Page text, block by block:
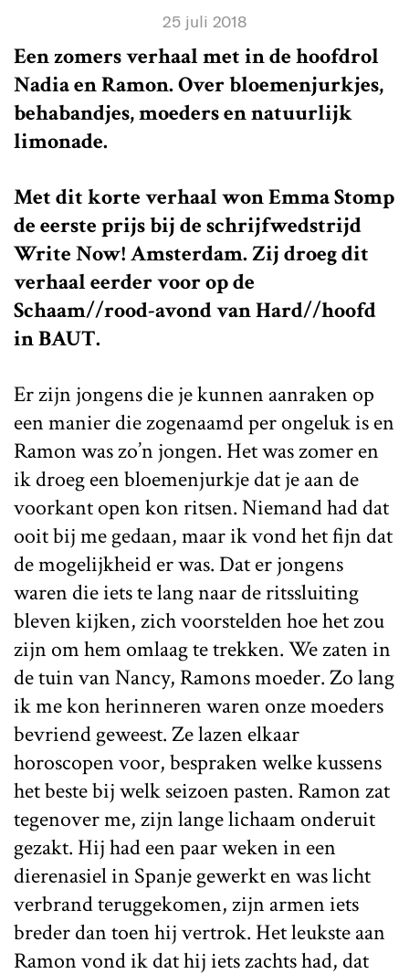
25 juli 2018
Een zomers verhaal met in de hoofdrol
Nadia en Ramon. Over bloemenjurkjes,
behabandjes, moeders en natuurlijk
limonade.
Met dit korte verhaal won Emma Stomp
de eerste prijs bij de schrijfwedstrijd
Write Now! Amsterdam. Zij droeg dit
verhaal eerder voor op de
Schaam//rood-avond van Hard//hoofd
in BAUT.
Er zijn jongens die je kunnen aanraken op
een manier die zogenaamd per ongeluk is en
Ramon was zo’n jongen. Het was zomer en
ik droeg een bloemenjurkje dat je aan de
voorkant open kon ritsen. Niemand had dat
ooit bij me gedaan, maar ik vond het fijn dat
de mogelijkheid er was. Dat er jongens
waren die iets te lang naar de ritssluiting
bleven kijken, zich voorstelden hoe het zou
zijn om hem omlaag te trekken. We zaten in
de tuin van Nancy, Ramons moeder. Zo lang
ik me kon herinneren waren onze moeders
bevriend geweest. Ze lazen elkaar
horoscopen voor, bespraken welke kussens
het beste bij welk seizoen pasten. Ramon zat
tegenover me, zijn lange lichaam onderuit
gezakt. Hij had een paar weken in een
dierenasiel in Spanje gewerkt en was licht
verbrand teruggekomen, zijn armen iets
breder dan toen hij vertrok. Het leukste aan
Ramon vond ik dat hij iets zachts had, dat